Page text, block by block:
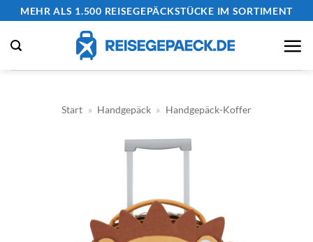
Zum
springen
MEHR ALS 1.500 REISEGEPÄCKSTÜCKE IM SORTIMENT
Start » Handgepäck » Handgepäck-Koffer